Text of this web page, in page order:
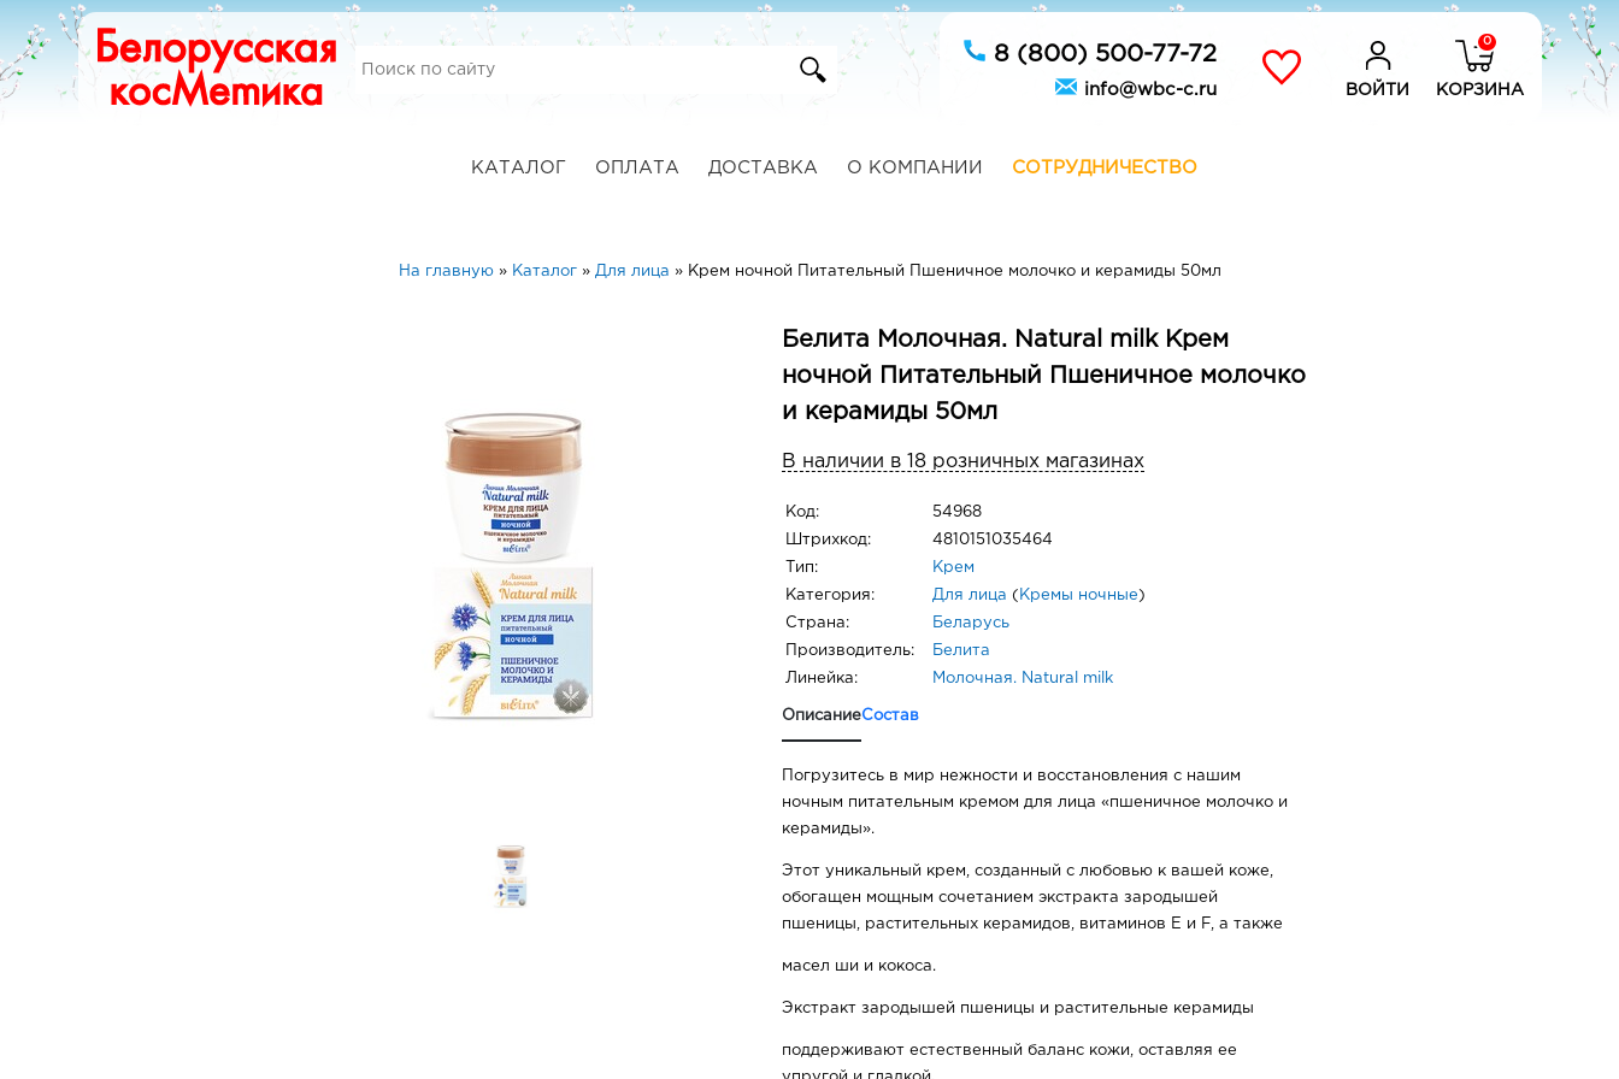
8 (800) 500-77-72
info@wbc-c.ru ВОЙТИ
0
КОРЗИНА
КАТАЛОГ ОПЛАТА ДОСТАВКА О КОМПАНИИ СОТРУДНИЧЕСТВО
На главную» Каталог» Для лица » Крем ночной Питательный Пшеничное молочко и керамиды 50мл
Белита Молочная. Natural milk Крем
ночной Питательный Пшеничное молочко
и керамиды 50мл
В наличии в 18 розничных магазинах
Код: 54968
Штрихкод: 4810151035464
Тип: Крем
Категория: Для лица ( Кремы ночные )
Страна: Беларусь
Производитель: Белита
Линейка: Молочная. Natural milk
ОписаниеСостав
Погрузитесь в мир нежности и восстановления с нашим
ночным питательным кремом для лица «пшеничное молочко и
керамиды».
Этот уникальный крем, созданный с любовью к вашей коже,
обогащен мощным сочетанием экстракта зародышей
пшеницы, растительных керамидов, витаминов Е и F, а также
масел ши и кокоса.
Экстракт зародышей пшеницы и растительные керамиды
поддерживают естественный баланс кожи, оставляя ее